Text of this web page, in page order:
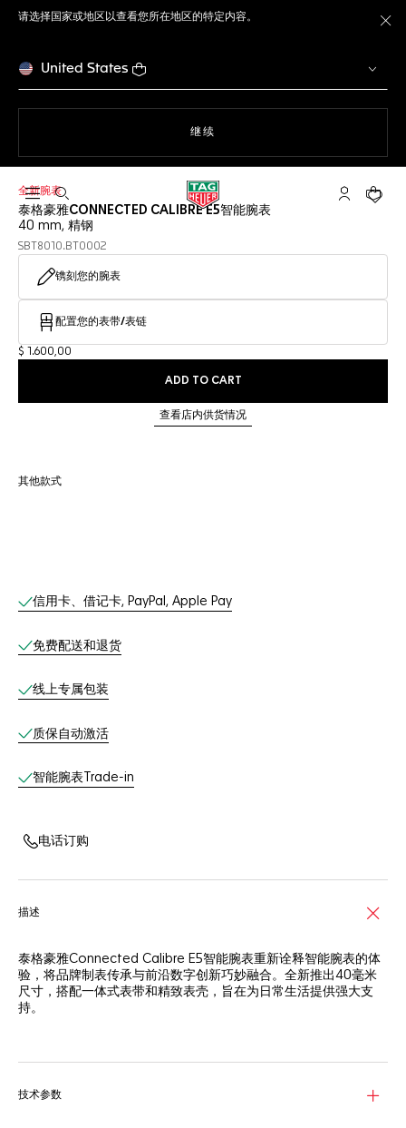
请选择国家或地区以查看您所在地区的特定内容。
United States
继续
打开搜索 My TAG您的
全新腕表
泰格豪雅CONNECTED CALIBRE E5智能腕表
40 mm, 精钢
SBT8010.BT0002
镌刻您的腕表
配置您的表带/表链
$ 1.600,00
ADD TO CART
查看店内供货情况
其他款式
线上服务
信用卡、借记卡, PayPal, Apple Pay
免费配送和退货
线上专属包装
质保自动激活
智能腕表Trade-in
电话订购
描述
泰格豪雅Connected Calibre E5智能腕表重新诠释智能腕表的体
验，将品牌制表传承与前沿数字创新巧妙融合。全新推出40毫米
尺寸，搭配一体式表带和精致表壳，旨在为日常生活提供强大支
持。
全新泰格豪雅自主研发操作系统——TAG Heuer OS，以专属用户
技术参数